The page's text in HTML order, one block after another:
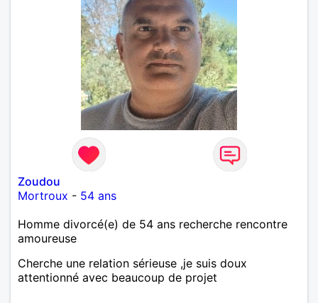
Zoudou
Mortroux - 54 ans
Homme divorcé(e) de 54 ans recherche rencontre
amoureuse
Cherche une relation sérieuse ,je suis doux
attentionné avec beaucoup de projet